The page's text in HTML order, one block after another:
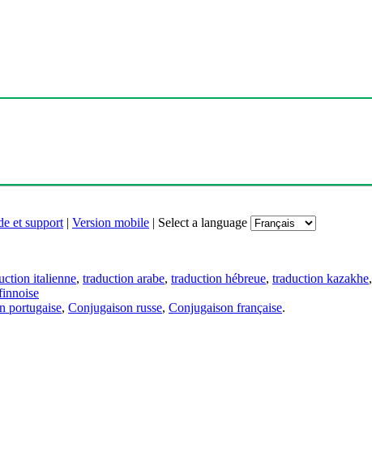
et support | Version mobile | Select a language
italienne, traduction arabe, traduction hébreue, traduction kazakhe,
portugaise, Conjugaison russe, Conjugaison française.